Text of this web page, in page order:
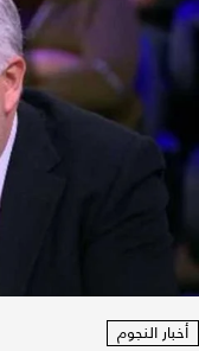
أخبار النجوم